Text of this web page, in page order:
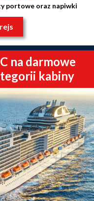
portowe oraz napiwki
na darmowe
kabiny